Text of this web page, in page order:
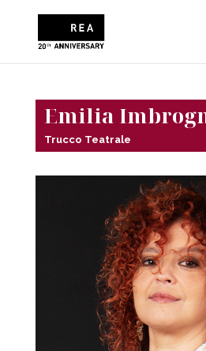
Emilia
Trucco Teatrale